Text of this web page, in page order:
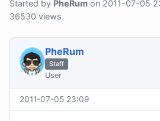
Started by PheRum on 2011-07-05
36530 views
PheRum
Staff
User
2011-07-05 23:09